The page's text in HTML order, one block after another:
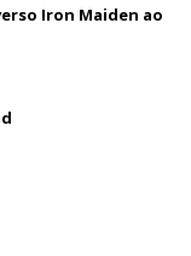
Iron Maiden ao